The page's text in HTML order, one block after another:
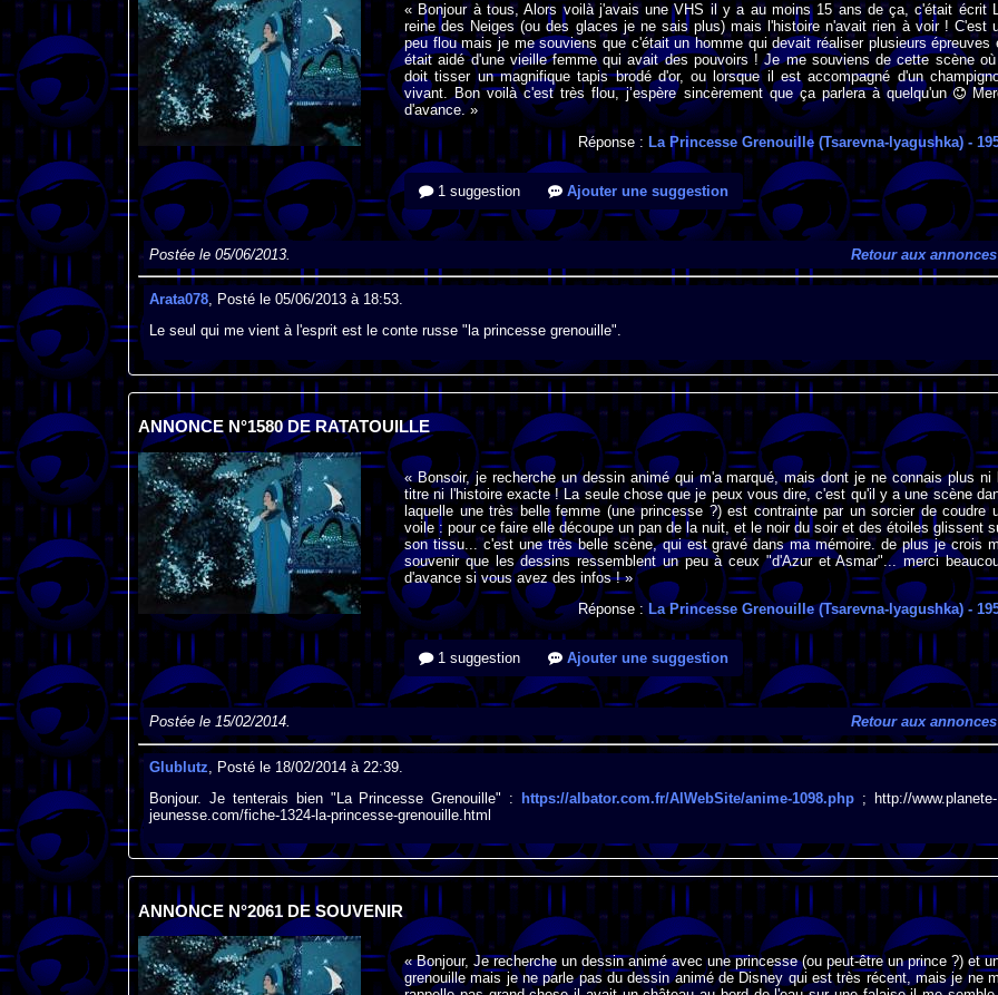
« Bonjour à tous, Alors voilà j'avais une VHS il y a au moins 15 ans de ça, c'était écrit
reine des Neiges (ou des glaces je ne sais plus) mais l'histoire n'avait rien à voir ! C'est
peu flou mais je me souviens que c'était un homme qui devait réaliser plusieurs épreuves
était aidé d'une vieille femme qui avait des pouvoirs ! Je me souviens de cette scène
doit tisser un magnifique tapis brodé d'or, ou lorsque il est accompagné d'un
vivant. Bon voilà c'est très flou, j’espère sincèrement que ça parlera à quelqu'un
d'avance. »
Réponse :La Princesse Grenouille (Tsarevna-lyagushka) -
1 suggestion Ajouter une suggestion
Postée le 05/06/2013. Retour aux annonces
Arata078, Posté le 05/06/2013 à 18:53.
Le seul qui me vient à l'esprit est le conte russe "la princesse grenouille".
ANNONCE N°1580 DE RATATOUILLE
« Bonsoir, je recherche un dessin animé qui m'a marqué, mais dont je ne connais plus ni
titre ni l'histoire exacte ! La seule chose que je peux vous dire, c'est qu'il y a une scène
laquelle une très belle femme (une princesse ?) est contrainte par un sorcier de coudre
voile : pour ce faire elle découpe un pan de la nuit, et le noir du soir et des étoiles glissent
son tissu... c'est une très belle scène, qui est gravé dans ma mémoire. de plus je crois
souvenir que les dessins ressemblent un peu à ceux "d'Azur et Asmar"... merci
d'avance si vous avez des infos ! »
Réponse : La Princesse Grenouille (Tsarevna-lyagushka)-
1 suggestion Ajouter une suggestion
Postée le 15/02/2014. Retour aux annonces
Glublutz , Posté le 18/02/2014 à 22:39.
Bonjour. Je tenterais bien "La Princesse Grenouille" :
https://albator.com.fr/AlWebSite/anime-1098.php ; http://www.planete-
jeunesse.com/fiche-1324-la-princesse-grenouille.html
ANNONCE N°2061 DE SOUVENIR
« Bonjour, Je recherche un dessin animé avec une princesse (ou peut-être un prince ?) et
grenouille mais je ne parle pas du dessin animé de Disney qui est très récent, mais je ne